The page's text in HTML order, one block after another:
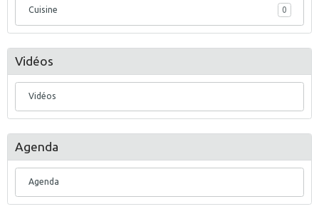
Cuisine 0
Vidéos
Vidéos
Agenda
Agenda